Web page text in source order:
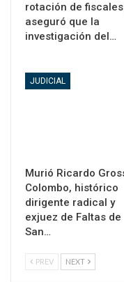
rotación de
aseguró que la
investigación del…
JUDICIAL
Murió Ricardo
Colombo, histórico
dirigente radical y
exjuez de Faltas de
San…
PREV NEXT